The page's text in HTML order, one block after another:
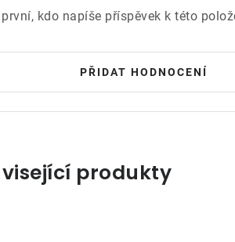
kdo napíše příspěvek k této
PŘIDAT HODNOCENÍ
produkty